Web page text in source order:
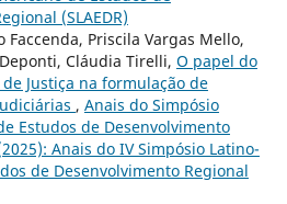
(SLAEDR)
Priscila Vargas Mello,
Cláudia Tirelli, O papel do
Justiça na formulação de
, Anais do Simpósio
Estudos de Desenvolvimento
Anais do IV Simpósio Latino-
de Desenvolvimento Regional